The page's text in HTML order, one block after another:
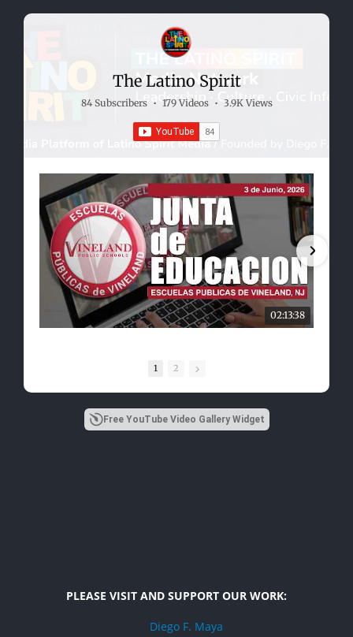
The Latino Spirit
84 Subscribers • 179 Videos • 3.9K Views
02:13:38
1 2
Free YouTube Video Gallery Widget
PLEASE VISIT AND SUPPORT OUR WORK:
Diego F. Maya